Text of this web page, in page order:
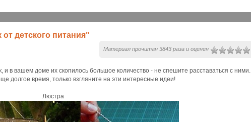
детского питания"
Материал прочитан 3843 раза и оценен
в вашем доме их скопилось большое количество - не спешите расставаться с ними.
долгое время, только взгляните на эти интересные идеи!
Люстра